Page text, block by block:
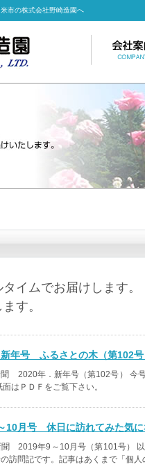
市の株式会社野崎造園へ
イムでお届けします。
す。
年号 ふるさとの木（第102号
2020年．新年号（第102号） 今
はＰＤＦをご覧下さい。
10月号 休日に訪れてみた気
2019年9～10月号（第101号）
訪問記です。記事はあくまで「個